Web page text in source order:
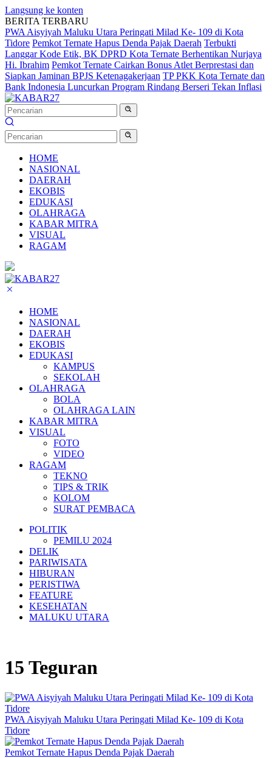
Langsung ke konten
BERITA TERBARU
PWA Aisyiyah Maluku Utara Peringati Milad Ke- 109 di Kota
Tidore Pemkot Ternate Hapus Denda Pajak Daerah Terbukti
Langgar Kode Etik, BK DPRD Kota Ternate Berhentikan Nurjaya
Hi. Ibrahim Pemkot Ternate Cairkan Bonus Atlet Berprestasi dan
Siapkan Jaminan BPJS Ketenagakerjaan TP PKK Kota Ternate dan
Bank Indonesia Luncurkan Program Rindang Berseri Tekan Inflasi
HOME
NASIONAL
DAERAH
EKOBIS
EDUKASI
OLAHRAGA
KABAR MITRA
VISUAL
RAGAM
HOME
NASIONAL
DAERAH
EKOBIS
EDUKASI
KAMPUS
SEKOLAH
OLAHRAGA
BOLA
OLAHRAGA LAIN
KABAR MITRA
VISUAL
FOTO
VIDEO
RAGAM
TEKNO
TIPS & TRIK
KOLOM
SURAT PEMBACA
POLITIK
PEMILU 2024
DELIK
PARIWISATA
HIBURAN
PERISTIWA
FEATURE
KESEHATAN
MALUKU UTARA
15 Teguran
PWA Aisyiyah Maluku Utara Peringati Milad Ke- 109 di Kota
Tidore
Pemkot Ternate Hapus Denda Pajak Daerah